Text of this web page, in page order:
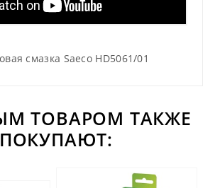
смазка Saeco HD5061/01
ТОВАРОМ ТАКЖЕ
ПОКУПАЮТ: